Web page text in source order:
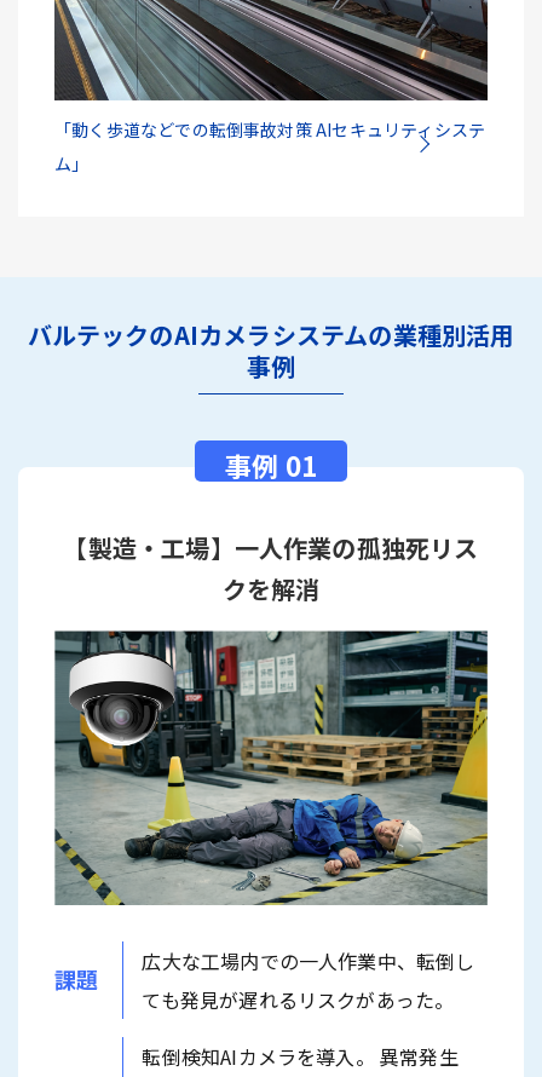
「動く歩道などでの転倒事故対策 AIセキュリティシステ
ム」
バルテックのAIカメラシステムの業種別活用
事例
【製造・工場】一人作業の孤独死リス
クを解消
課題
広大な工場内での一人作業中、転倒し
ても発見が遅れるリスクがあった。
転倒検知AIカメラを導入。 異常発生